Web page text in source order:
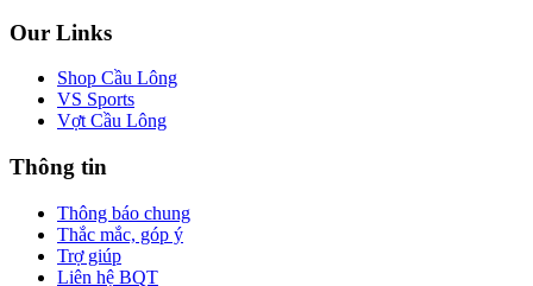
Our Links
Shop Cầu Lông
VS Sports
Vợt Cầu Lông
Thông tin
Thông báo chung
Thắc mắc, góp ý
Trợ giúp
Liên hệ BQT